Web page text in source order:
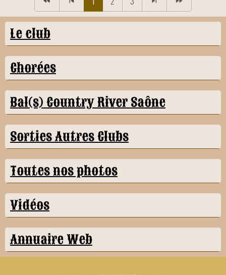
Le club
Chorées
Bal(s) Country River Saône
Sorties Autres Clubs
Toutes nos photos
Vidéos
Annuaire Web